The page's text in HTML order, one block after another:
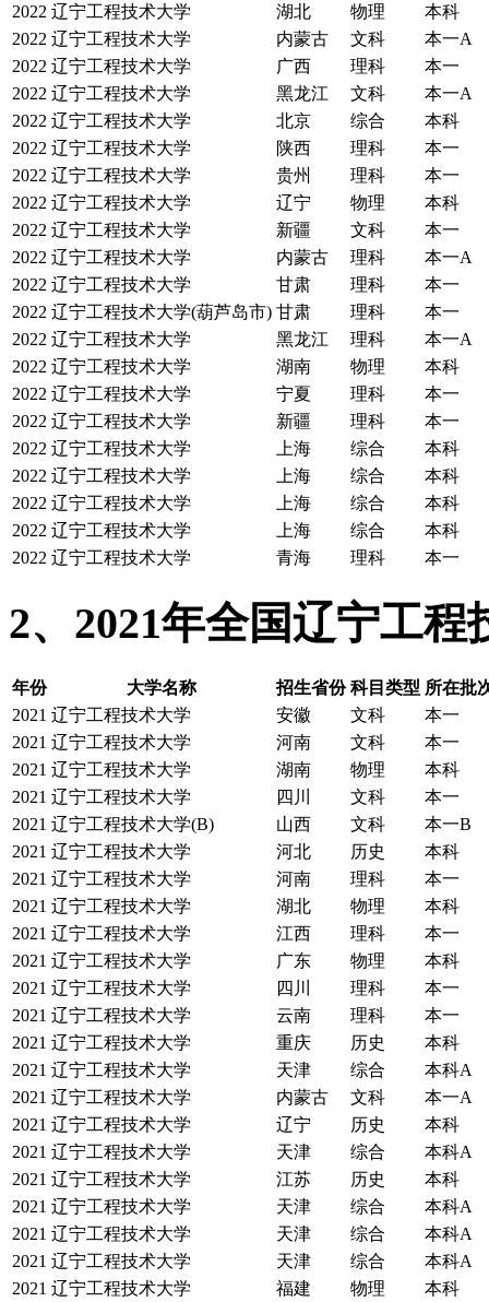
2022 辽宁工程技术大学 湖北 物理
本科
2022 辽宁工程技术大学 内蒙古 文科
本一A
2022 辽宁工程技术大学 广西 理科
本一
2022 辽宁工程技术大学 黑龙江 文科
本一A
2022 辽宁工程技术大学 北京 综合
本科
2022 辽宁工程技术大学 陕西 理科
本一
2022 辽宁工程技术大学 贵州 理科
本一
2022 辽宁工程技术大学 辽宁 物理
本科
2022 辽宁工程技术大学 新疆 文科
本一
2022 辽宁工程技术大学 内蒙古 理科
本一A
2022 辽宁工程技术大学 甘肃 理科
本一
2022 辽宁工程技术大学(葫芦岛市) 甘肃 理科
本一
2022 辽宁工程技术大学 黑龙江 理科
本一A
2022 辽宁工程技术大学 湖南 物理
本科
2022 辽宁工程技术大学 宁夏 理科
本一
2022 辽宁工程技术大学 新疆 理科
本一
2022 辽宁工程技术大学 上海 综合
本科
2022 辽宁工程技术大学 上海 综合
本科
2022 辽宁工程技术大学 上海 综合
本科
2022 辽宁工程技术大学 上海 综合
本科
2022 辽宁工程技术大学 青海 理科 本一
2、2021年全国辽宁工
年份 大学名称 招生省份 科目类型 所在批
2021 辽宁工程技术大学 安徽 文科
本一
2021 辽宁工程技术大学 河南 文科
本一
2021 辽宁工程技术大学 湖南 物理
本科
2021 辽宁工程技术大学 四川 文科
本一
2021 辽宁工程技术大学(B) 山西 文科
本一B
2021 辽宁工程技术大学 河北 历史
本科
2021 辽宁工程技术大学 河南 理科
本一
2021 辽宁工程技术大学 湖北 物理
本科
2021 辽宁工程技术大学 江西 理科
本一
2021 辽宁工程技术大学 广东 物理
本科
2021 辽宁工程技术大学 四川 理科
本一
2021 辽宁工程技术大学 云南 理科
本一
2021 辽宁工程技术大学 重庆 历史
本科
2021 辽宁工程技术大学 天津 综合
本科A
2021 辽宁工程技术大学 内蒙古 文科
本一A
2021 辽宁工程技术大学 辽宁 历史
本科
2021 辽宁工程技术大学 天津 综合
本科A
2021 辽宁工程技术大学 江苏 历史
本科
2021 辽宁工程技术大学 天津 综合
本科A
2021 辽宁工程技术大学 天津 综合
本科A
2021 辽宁工程技术大学 天津 综合
本科A
2021 辽宁工程技术大学 福建 物理
本科